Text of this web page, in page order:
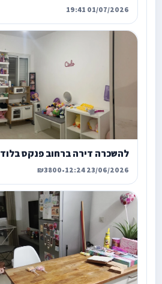
01/07/2026 19:41
להשכרה דירה ברחוב פנקס בלוד
23/06/2026 12:24
•
₪3800